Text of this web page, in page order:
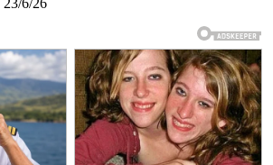
23/6/26